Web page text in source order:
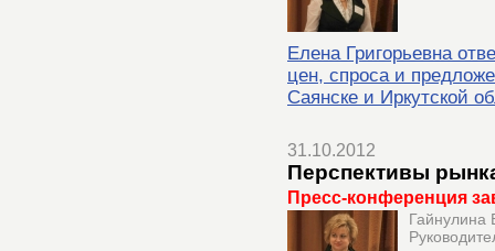
Елена Григорьевна
цен, спроса и
Саянске и Иркутской
31.10.2012
Перспективы
Пресс-конференция
Гайнулина